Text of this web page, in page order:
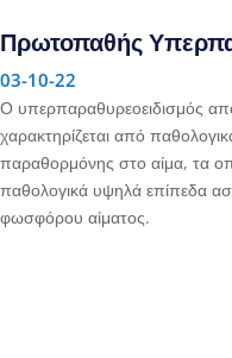
Πρωτοπαθής
03-10-22
Ο υπερπαραθυρεοειδισμός
χαρακτηρίζεται από
παραθορμόνης στο αίμα, τα
παθολογικά υψηλά επίπεδα
φωσφόρου αίματος.